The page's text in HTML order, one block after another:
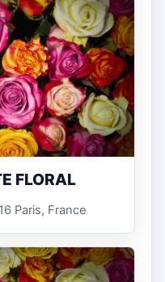
FLORAL
Paris, France